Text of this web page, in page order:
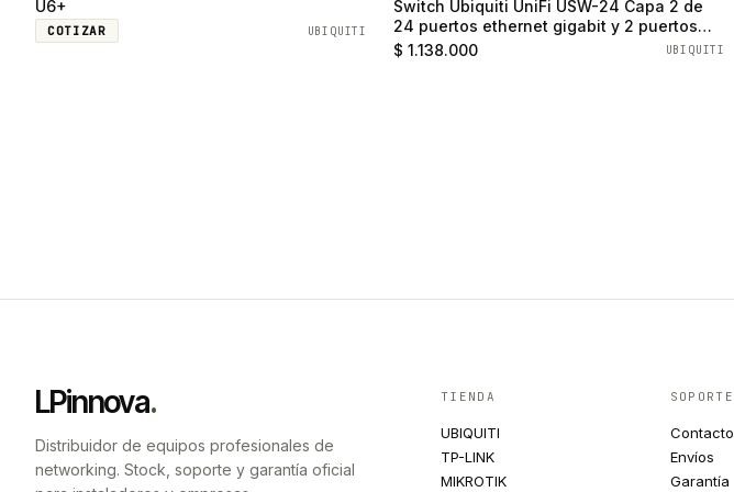
U6+
COTIZAR UBIQUITI
Switch Ubiquiti UniFi USW-24 Capa 2 de
24 puertos ethernet gigabit y 2 puertos
SFP
$ 1.138.000 UBIQUITI
LPinnova.
Distribuidor de equipos profesionales de
networking. Stock, soporte y garantía oficial
TIENDA
UBIQUITI
TP-LINK
MIKROTIK
SOPORTE
Contacto
Envíos
Garantía